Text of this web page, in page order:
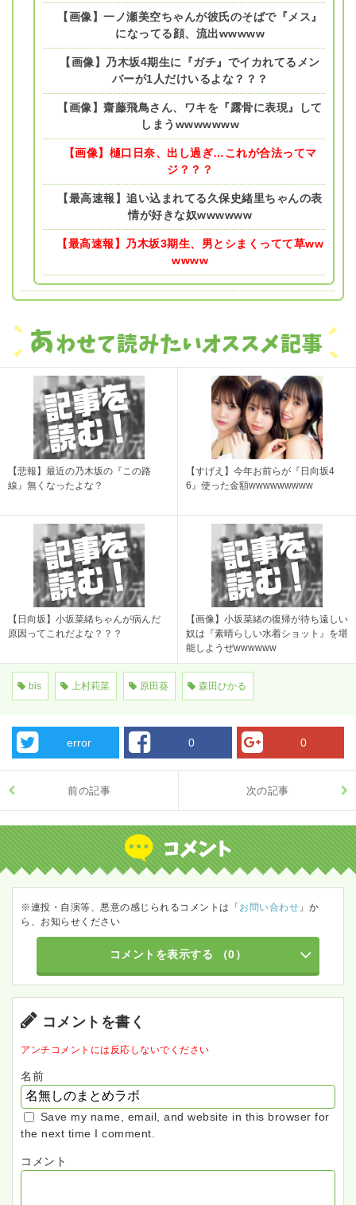
【画像】一ノ瀬美空ちゃんが彼氏のそばで『メス』
になってる顔、流出wwwww
【画像】乃木坂4期生に『ガチ』でイカれてるメン
バーが1人だけいるよな？？？
【画像】齋藤飛鳥さん、ワキを『露骨に表現』して
しまうwwwwwww
【画像】樋口日奈、出し過ぎ…これが合法ってマ
ジ？？？
【最高速報】追い込まれてる久保史緒里ちゃんの表
情が好きな奴wwwwww
【最高速報】乃木坂3期生、男とシまくってて草ww
wwww
【悲報】最近の乃木坂の『この路
線』無くなったよな？
【すげえ】今年お前らが『日向坂4
6』使った金額wwwwwwwww
【日向坂】小坂菜緒ちゃんが病んだ
原因ってこれだよな？？？
【画像】小坂菜緒の復帰が待ち遠しい
奴は『素晴らしい水着ショット』を堪
能しようぜwwwwww
bis 上村莉菜 原田葵 森田ひかる
error 0 0
前の記事 次の記事
※連投・自演等、悪意の感じられるコメントは「お問い合わせ 」か
ら、お知らせください
コメントを表示する （0）
コメントを書く
アンチコメントには反応しないでください
名前
Save my name, email, and website in this browser for
the next time I comment.
コメント